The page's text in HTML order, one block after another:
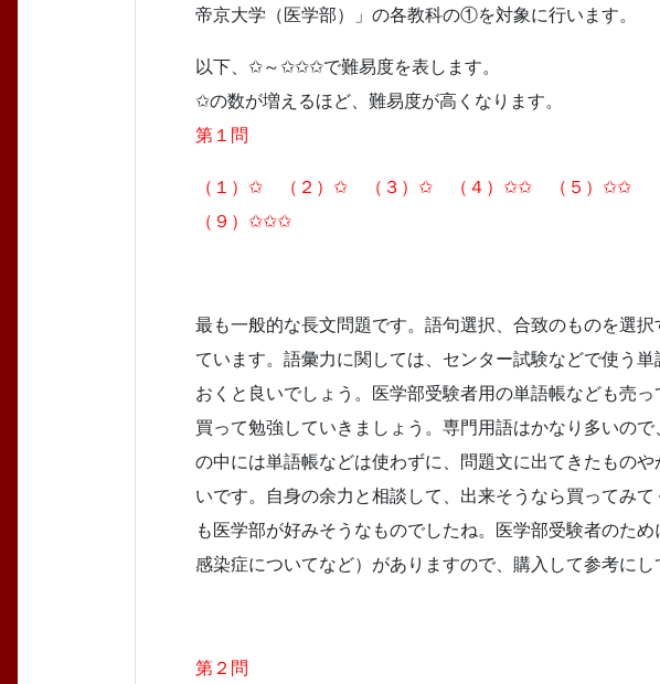
帝京大学（医学部）」の各教科の①を対象に行います。
以下、✩～✩✩✩で難易度を表します。
✩の数が増えるほど、難易度が高くなります。
第１問
（１）✩ （２）✩ （３）✩ （４）✩✩ （５）✩✩
（９）✩✩✩
最も一般的な長文問題です。語句選択、合致のものを選
ています。語彙力に関しては、センター試験などで使う
おくと良いでしょう。医学部受験者用の単語帳なども売
買って勉強していきましょう。専門用語はかなり多いの
の中には単語帳などは使わずに、問題文に出てきたもの
いです。自身の余力と相談して、出来そうなら買ってみ
も医学部が好みそうなものでしたね。医学部受験者のた
感染症についてなど）がありますので、購入して参考にし
第２問